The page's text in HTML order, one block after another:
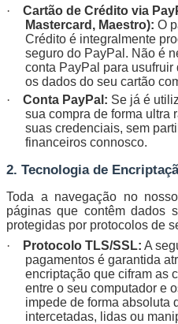
·
Cartão de Crédito via
Mastercard, Maestro): O
Crédito é integralmente
seguro do PayPal. Não é
conta PayPal para
os dados do seu cartão
·
Conta PayPal: Se já é
sua compra de forma ultra
suas credenciais, sem
financeiros connosco.
2. Tecnologia de
Toda a navegação no
páginas que contêm dados
protegidas por protocolos de
·
Protocolo TLS/SSL: A
pagamentos é garantida
encriptação que cifram as
entre o seu computador e
impede de forma absoluta
intercetadas, lidas ou